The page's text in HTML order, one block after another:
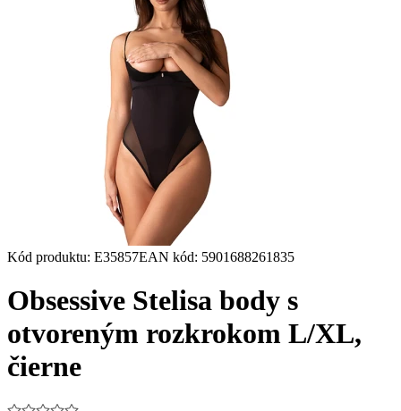
Kód produktu: E35857EAN kód: 5901688261835
Obsessive Stelisa body s
otvoreným rozkrokom L/XL,
čierne